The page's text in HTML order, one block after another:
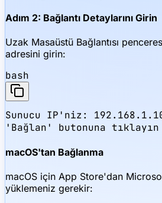
Adım 2: Bağlantı Detaylarını Girin
Uzak Masaüstü Bağlantısı
adresini girin:
bash
Sunucu IP'niz:
'Bağlan' butonuna tıklayın
macOS'tan Bağlanma
macOS için App Store'dan
yüklemeniz gerekir: